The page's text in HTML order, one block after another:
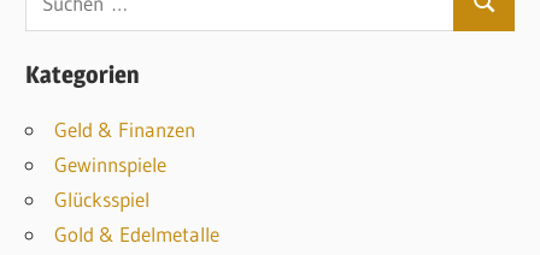
u
c
e
n
n
a
Kategorien
Geld & Finanzen
Gewinnspiele
Glücksspiel
Gold & Edelmetalle